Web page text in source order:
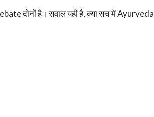
दोनों है। सवाल यही है, क्या सच में Ayurveda